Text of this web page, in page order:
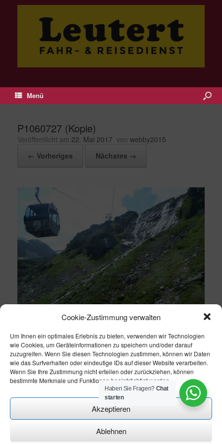
Cookie-Zustimmung verwalten
Um Ihnen ein optimales Erlebnis zu bieten, verwenden wir Technologien
wie Cookies, um Geräteinformationen zu speichern und/oder darauf
zuzugreifen. Wenn Sie diesen Technologien zustimmen, können wir Daten
wie das Surfverhalten oder eindeutige IDs auf dieser Website verarbeiten.
Wenn Sie Ihre Zustimmung nicht erteilen oder zurückziehen, können
bestimmte Merkmale und Funktionen beeinträchtigt werden.
Akzeptieren
Ablehnen
Menü
P1060727 (Kopie)
Veröffentlicht am 22. Mai 2017 von webby2015
← Vorheriges
Nächstes →
CN-Homepageservice
Haben Sie Fragen? Chat
starten